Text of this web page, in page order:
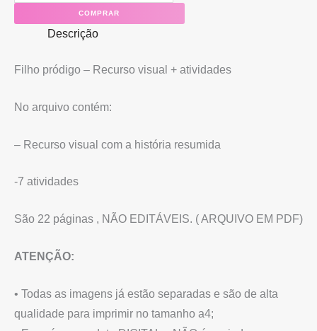
COMPRAR
Descrição
Filho pródigo – Recurso visual + atividades
No arquivo contém:
– Recurso visual com a história resumida
-7 atividades
São 22 páginas , NÃO EDITÁVEIS. ( ARQUIVO EM PDF)
ATENÇÃO:
• Todas as imagens já estão separadas e são de alta
qualidade para imprimir no tamanho a4;